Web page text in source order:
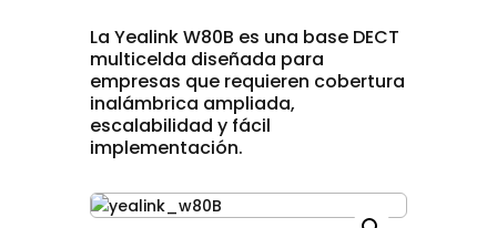
La Yealink W80B es una base DECT
multicelda diseñada para
empresas que requieren cobertura
inalámbrica ampliada,
escalabilidad y fácil
implementación.